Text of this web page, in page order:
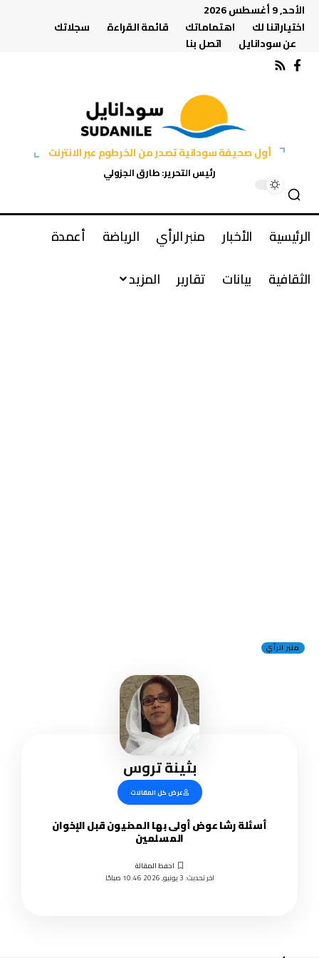
الأحد, 9 أغسطس 2026
اختياراتنا لك
اهتماماتك قائمة القراءة
سجلاتك
عن سودانايل
اتصل بنا
أول صحيفة سودانية تصدر من الخرطوم عبر الانترنت
رئيس التحرير: طارق الجزولي
الرئيسية الأخبار منبر الرأي الرياضة
أعمدة
الثقافية
بيانات تقارير المزيد
منبر الرأي
بثينة تروس
عرض كل المقالات
أسئلة رشا عوض أولى بها المدنيون قبل الإخوان
المسلمين
اخر تحديث: 3 يونيو, 2026 10:46 صباحًا